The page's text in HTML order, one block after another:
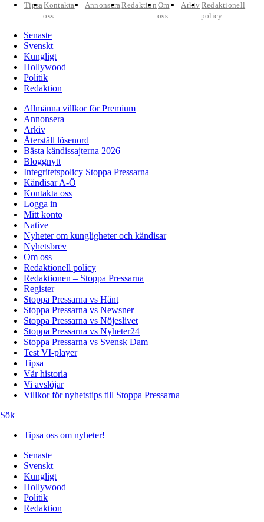
TipsaKontakta
oss
AnnonseraRedaktion Om
oss
Arkiv Redaktionell
policy
Senaste
Svenskt
Kungligt
Hollywood
Politik
Redaktion
Allmänna villkor för Premium
Annonsera
Arkiv
Återställ lösenord
Bästa kändissajterna 2026
Bloggnytt
Integritetspolicy Stoppa Pressarna
Kändisar A-Ö
Kontakta oss
Logga in
Mitt konto
Native
Nyheter om kungligheter och kändisar
Nyhetsbrev
Om oss
Redaktionell policy
Redaktionen – Stoppa Pressarna
Register
Stoppa Pressarna vs Hänt
Stoppa Pressarna vs Newsner
Stoppa Pressarna vs Nöjeslivet
Stoppa Pressarna vs Nyheter24
Stoppa Pressarna vs Svensk Dam
Test VI-player
Tipsa
Vår historia
Vi avslöjar
Villkor för nyhetstips till Stoppa Pressarna
Sök
Tipsa oss om nyheter!
Senaste
Svenskt
Kungligt
Hollywood
Politik
Redaktion